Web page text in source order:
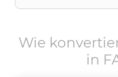
Wie
in